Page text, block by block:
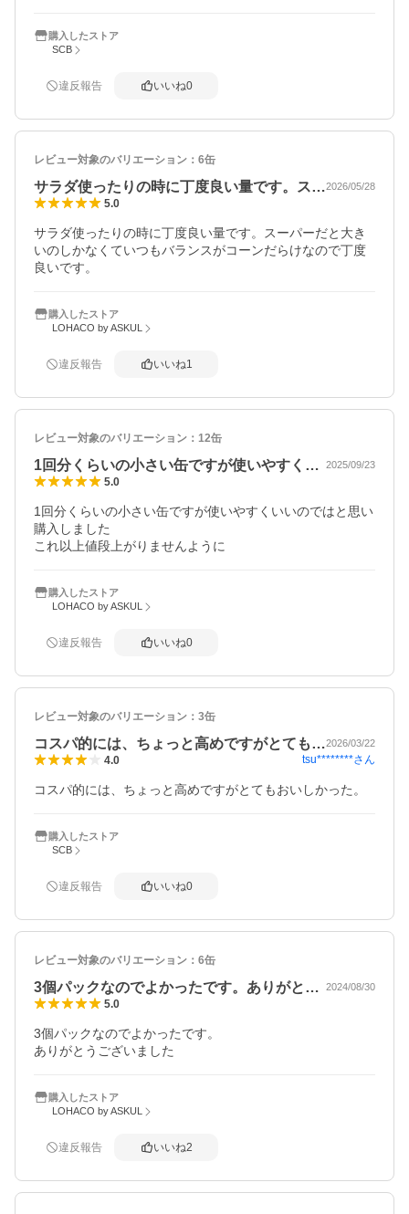
購入したストア
SCB
違反報告 いいね0
レビュー対象のバリエーション： 6缶
サラダ使ったりの時に丁度良い量です。ス…2026/05/28
5.0
サラダ使ったりの時に丁度良い量です。スーパーだと大き
いのしかなくていつもバランスがコーンだらけなので丁度
良いです。
購入したストア
LOHACO by ASKUL
違反報告 いいね1
レビュー対象のバリエーション： 12缶
1回分くらいの小さい缶ですが使いやすく… 2025/09/23
5.0
1回分くらいの小さい缶ですが使いやすくいいのではと思い
購入しました
これ以上値段上がりませんように
購入したストア
LOHACO by ASKUL
違反報告 いいね0
レビュー対象のバリエーション： 3缶
コスパ的には、ちょっと高めですがとても…2026/03/22
4.0 tsu********さん
コスパ的には、ちょっと高めですがとてもおいしかった。
購入したストア
SCB
違反報告 いいね0
レビュー対象のバリエーション： 6缶
3個パックなのでよかったです。ありがと… 2024/08/30
5.0
3個パックなのでよかったです。
ありがとうございました
購入したストア
LOHACO by ASKUL
違反報告 いいね2